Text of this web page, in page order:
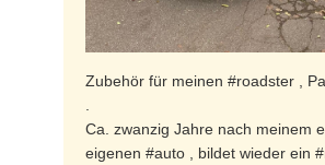
Zubehör für meinen #roadster ,
Ca. zwanzig Jahre nach meinem
eigenen #auto , bildet wieder ein